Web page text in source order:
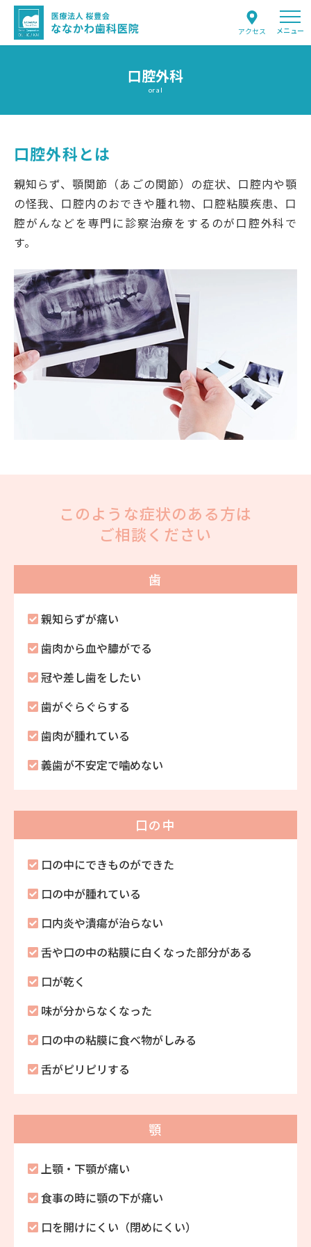
アクセス メニュー
口腔外科
oral
口腔外科とは
親知らず、顎関節（あごの関節）の症状、口腔内や顎
の怪我、口腔内のおできや腫れ物、口腔粘膜疾患、口
腔がんなどを専門に診察治療をするのが口腔外科で
す。
このような症状のある方は
ご相談ください
歯
親知らずが痛い
歯肉から血や膿がでる
冠や差し歯をしたい
歯がぐらぐらする
歯肉が腫れている
義歯が不安定で噛めない
口の中
口の中にできものができた
口の中が腫れている
口内炎や潰瘍が治らない
舌や口の中の粘膜に白くなった部分がある
口が乾く
味が分からなくなった
口の中の粘膜に食べ物がしみる
舌がピリピリする
顎
上顎・下顎が痛い
食事の時に顎の下が痛い
口を開けにくい（閉めにくい）